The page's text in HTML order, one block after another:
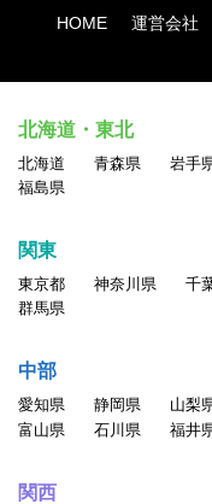
HOME 運営会社
北海道・東北
北海道 青森県 岩手
福島県
関東
東京都 神奈川県 千
群馬県
中部
愛知県 静岡県 山梨
富山県
石川県 福井
関西